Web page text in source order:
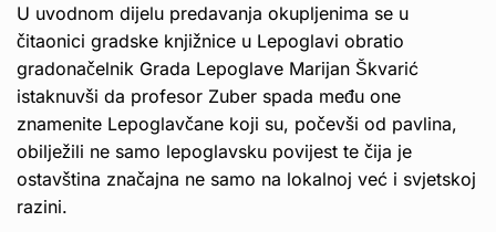
U uvodnom dijelu predavanja okupljenima se u
čitaonici gradske knjižnice u Lepoglavi obratio
gradonačelnik Grada Lepoglave Marijan Škvarić
istaknuvši da profesor Zuber spada među one
znamenite Lepoglavčane koji su, počevši od pavlina,
obilježili ne samo lepoglavsku povijest te čija je
ostavština značajna ne samo na lokalnoj već i svjetskoj
razini.